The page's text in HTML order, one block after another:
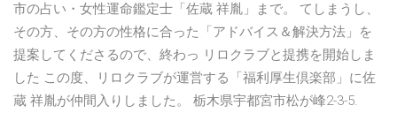
市の占い・女性運命鑑定士「佐蔵 祥胤」まで。 てしまうし、
その方、その方の性格に合った「アドバイス＆解決方法」を
提案してくださるので、終わっ リロクラブと提携を開始しま
した この度、リロクラブが運営する「福利厚生倶楽部」に佐
蔵 祥胤が仲間入りしました。 栃木県宇都宮市松が峰2-3-5.